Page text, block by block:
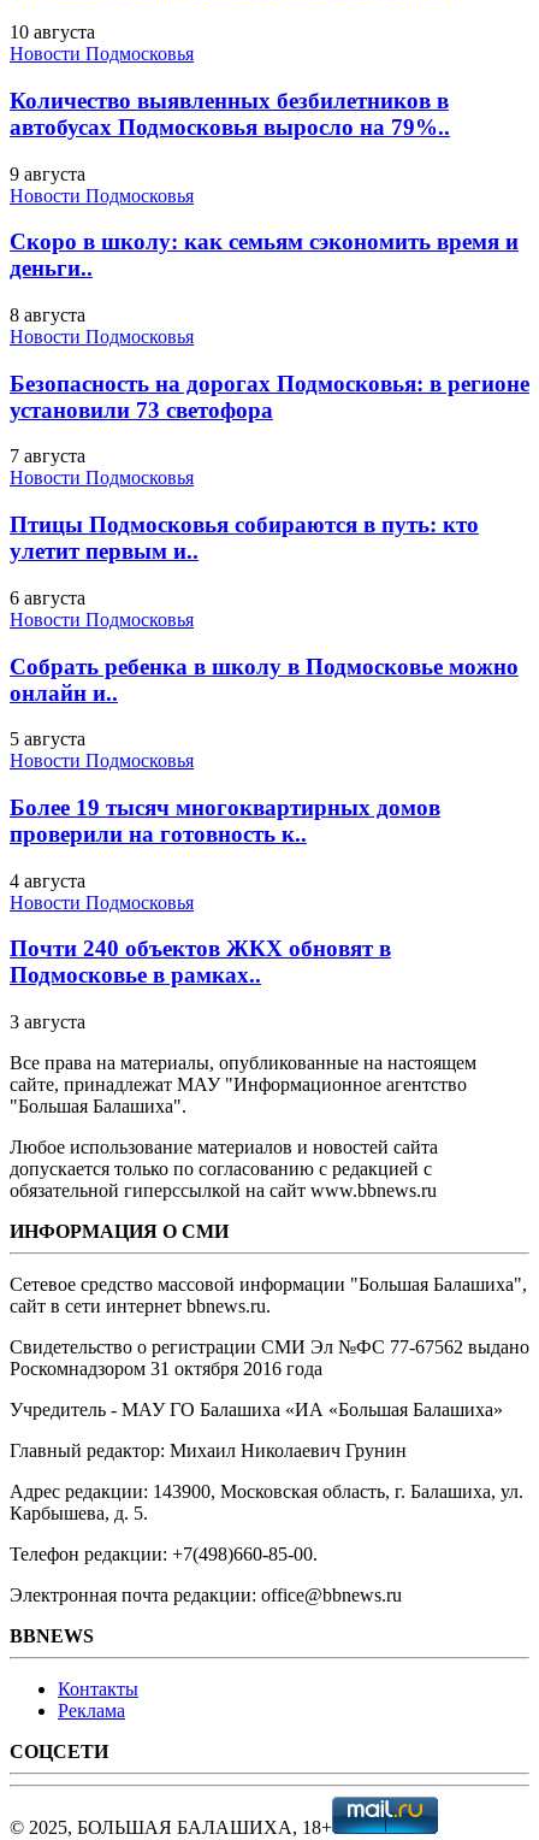
10 августа
Новости Подмосковья
Количество выявленных безбилетников в
автобусах Подмосковья выросло на 79%..
9 августа
Новости Подмосковья
Скоро в школу: как семьям сэкономить время и
деньги..
8 августа
Новости Подмосковья
Безопасность на дорогах Подмосковья: в регионе
установили 73 светофора
7 августа
Новости Подмосковья
Птицы Подмосковья собираются в путь: кто
улетит первым и..
6 августа
Новости Подмосковья
Собрать ребенка в школу в Подмосковье можно
онлайн и..
5 августа
Новости Подмосковья
Более 19 тысяч многоквартирных домов
проверили на готовность к..
4 августа
Новости Подмосковья
Почти 240 объектов ЖКХ обновят в
Подмосковье в рамках..
3 августа
Все права на материалы, опубликованные на настоящем
сайте, принадлежат МАУ "Информационное агентство
"Большая Балашиха".
Любое использование материалов и новостей сайта
допускается только по согласованию с редакцией с
обязательной гиперссылкой на сайт www.bbnews.ru
ИНФОРМАЦИЯ О СМИ
Сетевое средство массовой информации "Большая Балашиха",
сайт в сети интернет bbnews.ru.
Свидетельство о регистрации СМИ Эл №ФС ‎77-67562 выдано
Роскомнадзором 31 октября 2016 года
Учредитель - МАУ ГО Балашиха «ИА «Большая Балашиха»
Главный редактор: Михаил Николаевич Грунин
Адрес редакции: 143900, Московская область, г. Балашиха, ул.
Карбышева, д. 5.
Телефон редакции: +7(498)660-85-00.
Электронная почта редакции: office@bbnews.ru
BBNEWS
Контакты
Реклама
СОЦСЕТИ
© 2025, БОЛЬШАЯ БАЛАШИХА, 18+